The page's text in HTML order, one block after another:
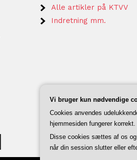
Alle artikler på KTVV
Indretning mm.
Vi bruger kun nødvendige
Cookies anvendes
hjemmesiden fungerer korrekt.
Disse cookies sættes af os
når din session slutter eller